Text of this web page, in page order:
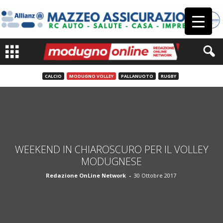
CALCIO MODUGNO VOLLEY PALLANUOTO RUGBY
WEEKEND IN CHIAROSCURO PER IL VOLLEY
MODUGNESE
Redazione OnLine Network - 30 Ottobre 2017